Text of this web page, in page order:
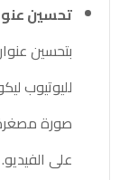
تحسين
بتحسين
لليوتيوب
صورة
على الفيديو.